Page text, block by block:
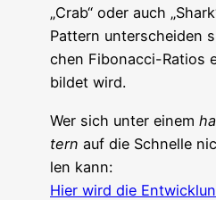
„Crab“ oder auch
Pat­tern unter­schei­den
chen Fibo­nac­ci-Rati­os
bil­det wird.
Wer sich unter einem
tern auf die Schnel­le
len kann:
Hier wird die